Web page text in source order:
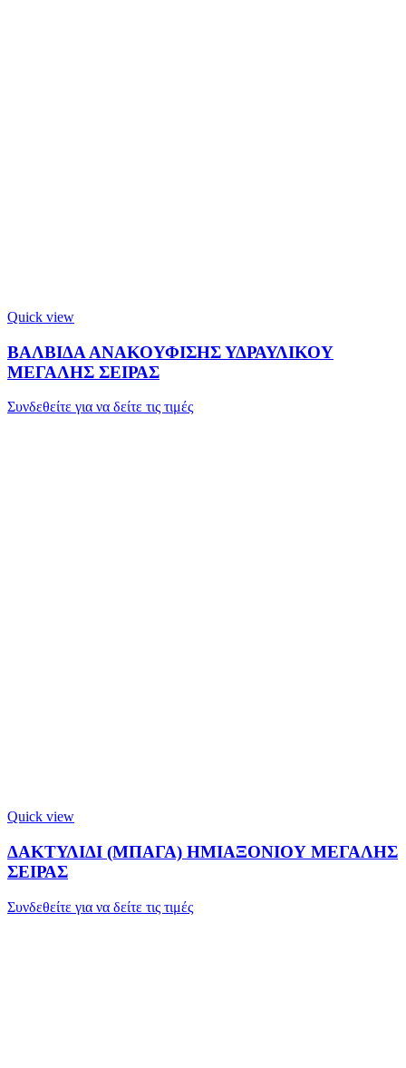
Quick view
ΒΑΛΒΙΔΑ ΑΝΑΚΟΥΦΙΣΗΣ ΥΔΡΑΥΛΙΚΟΥ
ΜΕΓΑΛΗΣ ΣΕΙΡΑΣ
Συνδεθείτε για να δείτε τις τιμές
Quick view
ΔΑΚΤΥΛΙΔΙ (ΜΠΑΓΑ) ΗΜΙΑΞΟΝΙΟΥ ΜΕΓΑΛΗΣ
ΣΕΙΡΑΣ
Συνδεθείτε για να δείτε τις τιμές